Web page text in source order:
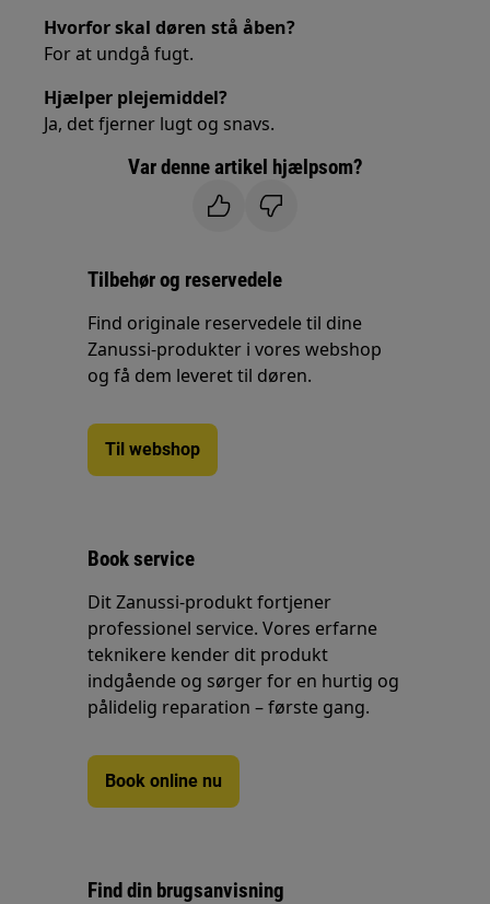
Hvorfor skal døren stå åben?
For at undgå fugt.
Hjælper plejemiddel?
Ja, det fjerner lugt og snavs.
Var denne artikel hjælpsom?
Tilbehør og reservedele
Find originale reservedele til dine
Zanussi-produkter i vores webshop
og få dem leveret til døren.
Til webshop
Book service
Dit Zanussi-produkt fortjener
professionel service. Vores erfarne
teknikere kender dit produkt
indgående og sørger for en hurtig og
pålidelig reparation – første gang.
Book online nu
Find din brugsanvisning